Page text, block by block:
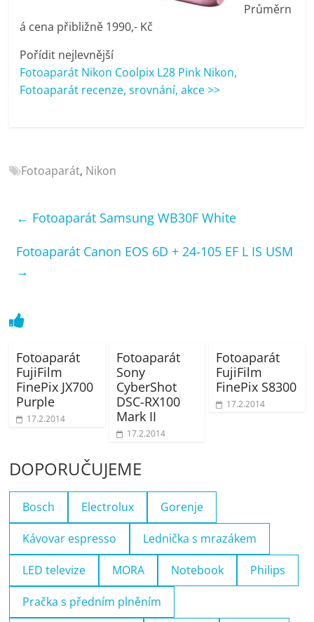
Elektro
OK,
recenze,
pračky,
televize,
bazény
Průměrn
á cena přibližně 1990,- Kč
Pořídit nejlevnější
Fotoaparát Nikon Coolpix L28 Pink Nikon,
Fotoaparát recenze, srovnání, akce >>
Fotoaparát, Nikon
← Fotoaparát Samsung WB30F White
Fotoaparát Canon EOS 6D + 24-105 EF L IS USM
→
Fotoaparát
FujiFilm
FinePix JX700
Purple
17.2.2014
Fotoaparát
Sony
CyberShot
DSC-RX100
Mark II
17.2.2014
Fotoaparát
FujiFilm
FinePix S8300
17.2.2014
DOPORUČUJEME
Bosch Electrolux Gorenje
Kávovar espresso Lednička s mrazákem
LED televize MORA Notebook Philips
Pračka s předním plněním